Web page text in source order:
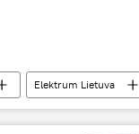
Elektrum Lietuva